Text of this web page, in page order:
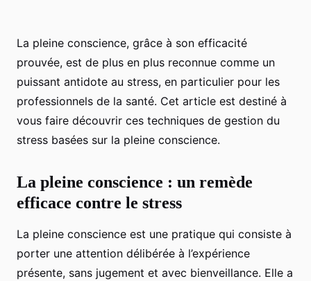
La pleine conscience, grâce à son efficacité
prouvée, est de plus en plus reconnue comme un
puissant antidote au stress, en particulier pour les
professionnels de la santé. Cet article est destiné à
vous faire découvrir ces techniques de gestion du
stress basées sur la pleine conscience.
La pleine conscience : un remède
efficace contre le stress
La pleine conscience est une pratique qui consiste à
porter une attention délibérée à l’expérience
présente, sans jugement et avec bienveillance. Elle a